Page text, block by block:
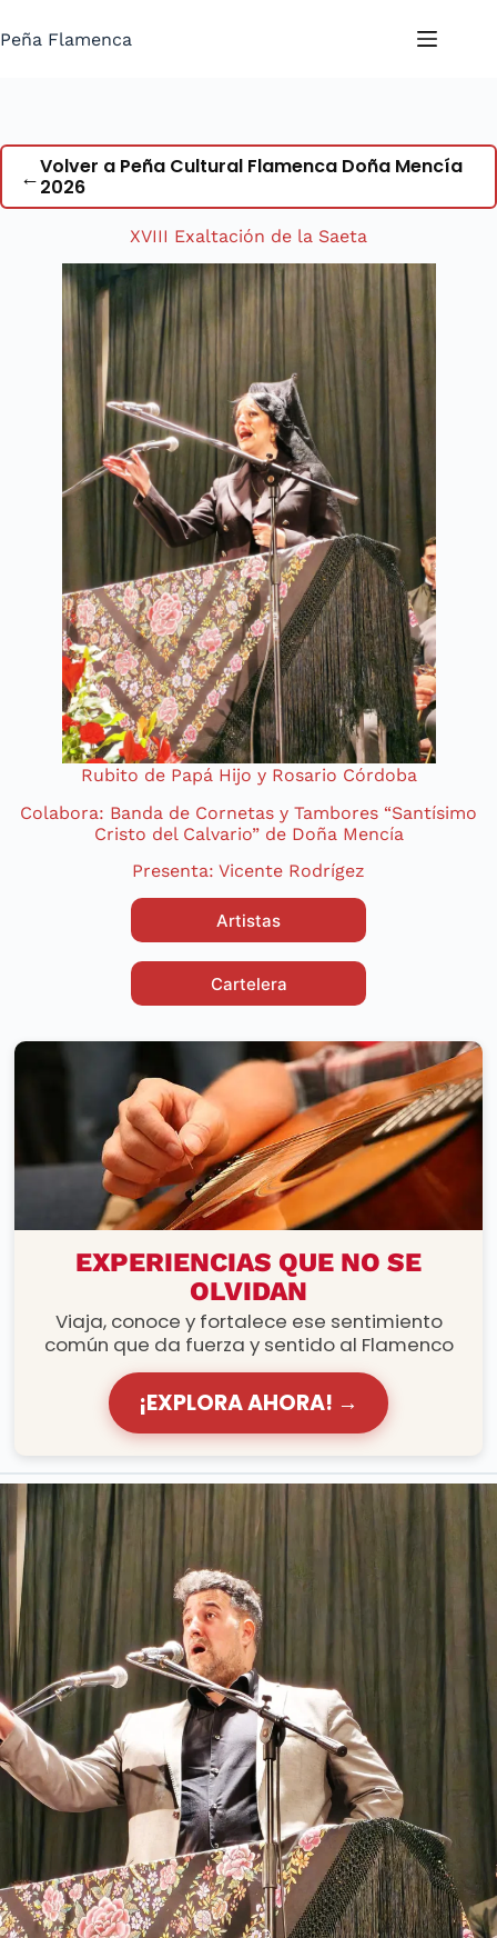
al
Peña Flamenca
←Volver a Peña Cultural Flamenca Doña Mencía
2026
XVIII Exaltación de la Saeta
Rubito de Papá Hijo y Rosario Córdoba
Colabora: Banda de Cornetas y Tambores “Santísimo
Cristo del Calvario” de Doña Mencía
Presenta: Vicente Rodrígez
Artistas
Cartelera
RUTAS FLAMENCAS
EXPERIENCIAS QUE NO SE
OLVIDAN
Viaja, conoce y fortalece ese sentimiento
común que da fuerza y sentido al Flamenco
¡EXPLORA AHORA! →